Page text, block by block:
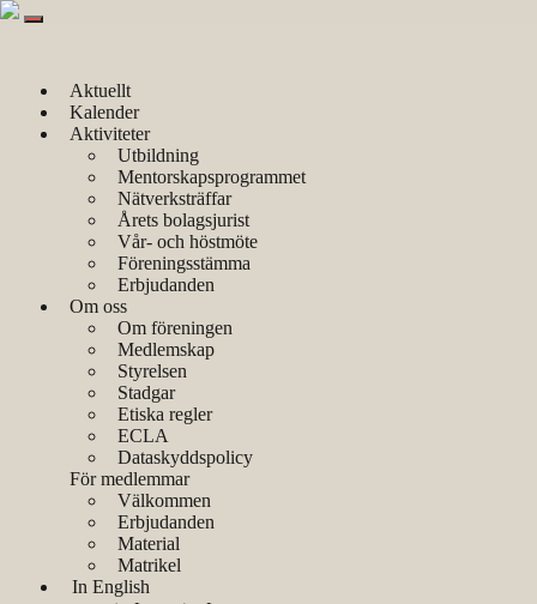
Aktuellt
Kalender
Aktiviteter
Utbildning
Mentorskapsprogrammet
Nätverksträffar
Årets bolagsjurist
Vår- och höstmöte
Föreningsstämma
Erbjudanden
Om oss
Om föreningen
Medlemskap
Styrelsen
Stadgar
Etiska regler
ECLA
Dataskyddspolicy
För medlemmar
Välkommen
Erbjudanden
Material
Matrikel
In English
Kalender
Struktur- och
metodfrågor
gällande avtal för
IT-tjänster